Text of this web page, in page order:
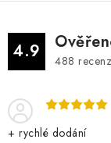
4.9 488
+ rychlé dodání